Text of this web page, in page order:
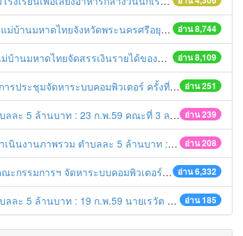
อ่าน 8,744
หวัดพระนครศรีอยุธยา และคณะฯ ออกเยี่ยมเยาวชนที่ได้รับทุนจากมูลนิธิร่วมจิตต์น้อมเกล้าฯ ปีการศึกษา 2558
อ่าน 8,109
ดไทยจัดสรรเงินรายได้ของสมาคมฯมอบทุนการศึกษา ประจำปี 2559
อ่าน 251
รประชุมจัดหาระบบคอมพิวเตอร์ ครั้งที่ 1 / 2559
อ่าน 239
ะ 5 ล้านบาท : 23 ก.พ.59 คณะที่ 3 ลงพื้นที่ อ.บางปะอิน
อ่าน 208
านภาพรวม ตำบลละ 5 ล้านบาท : 21 ก.พ. 59 เวลา 20.20 น.
อ่าน 6,332
รรมการฯ จัดหาระบบคอมพิวเตอร์ ครั้งที่ 1/2559
อ่าน 185
ล้านบาท : 19 ก.พ.59 นายเรวัต ประสงค์ รอง ผวจ.1 ลงพื้นที่ อ.ท่าเรือ